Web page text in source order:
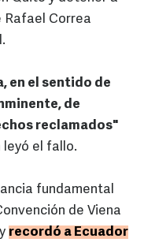
Rafael Correa
en el sentido de
de
reclamados"
leyó el fallo.
fundamental
de Viena
recordó a Ecuador